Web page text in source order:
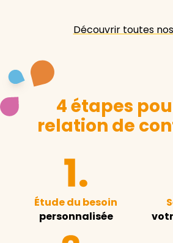
Découvrir toutes
4 étapes
relation de
Étude du besoin
personnalisée